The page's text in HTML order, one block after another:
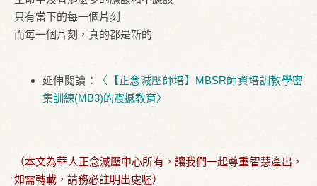
只有當下的每一個片刻
而每一個片刻，真的都是新的
延伸閱讀：
〈【正念減壓師培】MBSR師資培訓教學密
集訓練(MB3)的震撼教育〉
（本文為華人正念減壓中心所有，讓我們一起尊重智慧產出，
如需轉載，請務必註明出處喔）